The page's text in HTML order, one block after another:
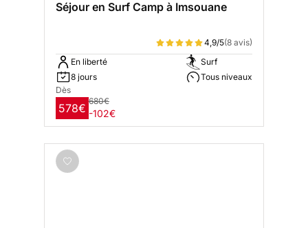
Séjour en Surf Camp à Imsouane
4,9/5(8 avis)
En liberté
8 jours
Surf
Tous niveaux
Dès
578€
680€
-102€